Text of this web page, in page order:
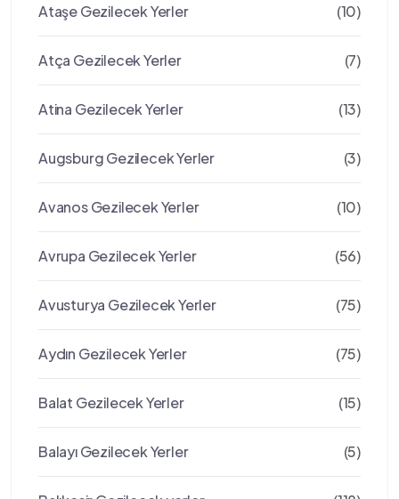
Ataşe Gezilecek Yerler (10)
Atça Gezilecek Yerler (7)
Atina Gezilecek Yerler (13)
Augsburg Gezilecek Yerler (3)
Avanos Gezilecek Yerler (10)
Avrupa Gezilecek Yerler (56)
Avusturya Gezilecek Yerler (75)
Aydın Gezilecek Yerler (75)
Balat Gezilecek Yerler (15)
Balayı Gezilecek Yerler (5)